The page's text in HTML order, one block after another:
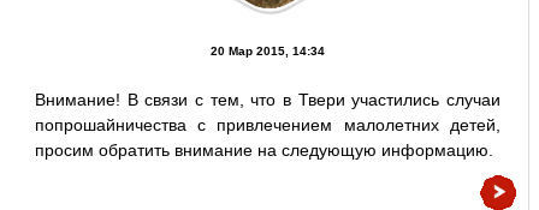
20 Мар 2015, 14:34
Внимание! В связи с тем, что в Твери участились случаи
попрошайничества с привлечением малолетних детей,
просим обратить внимание на следующую информацию.